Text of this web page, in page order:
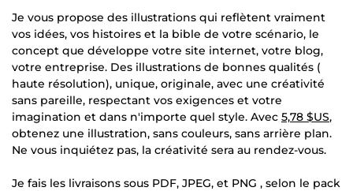
Je vous propose des illustrations qui reflètent vraiment
vos idées, vos histoires et la bible de votre scénario, le
concept que développe votre site internet, votre blog,
votre entreprise. Des illustrations de bonnes qualités (
haute résolution), unique, originale, avec une créativité
sans pareille, respectant vos exigences et votre
imagination et dans n'importe quel style. Avec 5,78 $US,
obtenez une illustration, sans couleurs, sans arrière plan.
Ne vous inquiétez pas, la créativité sera au rendez-vous.
Je fais les livraisons sous PDF, JPEG, et PNG , selon le pack